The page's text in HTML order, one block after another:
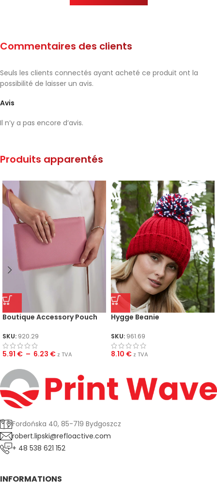
Commentaires des clients
Avis
Il n’y a pas encore d’avis.
Seuls les clients connectés ayant acheté ce produit ont la
possibilité de laisser un avis.
Produits apparentés
Boutique Accessory Pouch
SKU: 920.29
5.91 € – 6.23 € z TVA
Hygge Beanie
SKU: 961.69
8.10 € z TVA
Fordońska 40, 85-719 Bydgoszcz
robert.lipski@refloactive.com
+ 48 538 621 152
INFORMATIONS